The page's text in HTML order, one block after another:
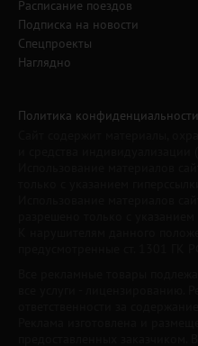
Расписание поездов
Подписка на новости
Спецпроекты
Наглядно
Политика конфиденциальности